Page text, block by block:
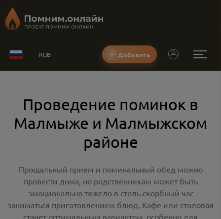
RUB Добавить
Проведение поминок в
Малмыже и Малмыжском
районе
Прощальный прием и поминальный обед можно
провести дома, но родственникам может быть
эмоционально тяжело в столь скорбный час
заниматься приготовлением блюд. Кафе или столовая
станет оптимальным вариантом, особенно для